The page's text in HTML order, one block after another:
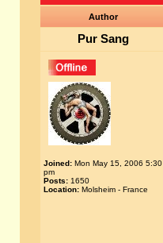
Author
Pur Sang
Joined: Mon May 15, 2006 5:30
pm
Posts: 1650
Location: Molsheim - France